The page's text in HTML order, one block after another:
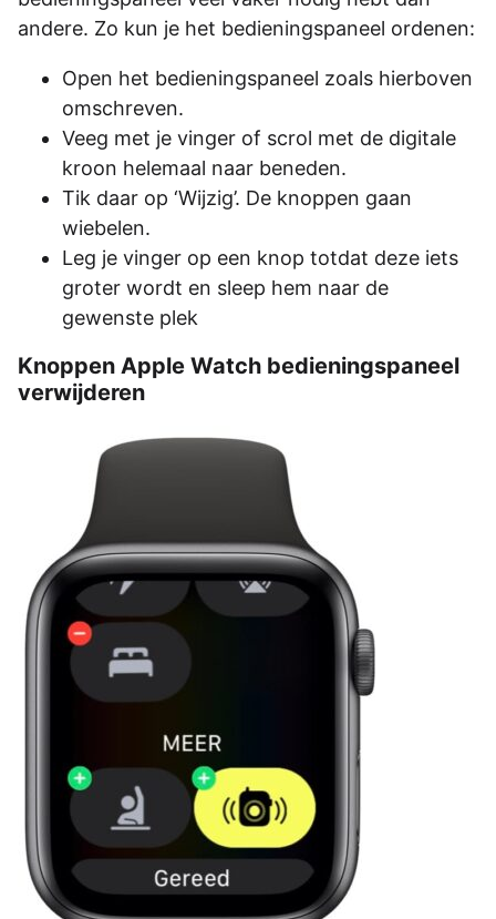
andere. Zo kun je het bedieningspaneel ordenen:
Open het bedieningspaneel zoals hierboven
omschreven.
Veeg met je vinger of scrol met de digitale
kroon helemaal naar beneden.
Tik daar op ‘Wijzig’. De knoppen gaan
wiebelen.
Leg je vinger op een knop totdat deze iets
groter wordt en sleep hem naar de
gewenste plek
Knoppen Apple Watch bedieningspaneel
verwijderen